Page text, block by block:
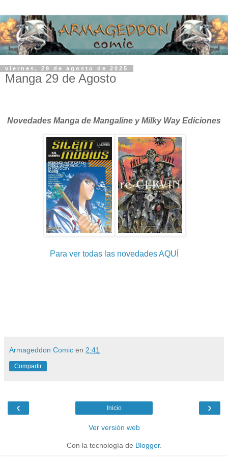
viernes, 29 de agosto de 2025
Manga 29 de Agosto
Novedades Manga de Mangaline y Milky Way Ediciones
Para ver todas las novedades AQUÍ
Armageddon Comic en 2:41
Compartir
‹ ›
Inicio
Ver versión web
Con la tecnología de Blogger.